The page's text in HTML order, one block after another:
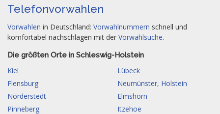
Telefonvorwahlen
Vorwahlen in Deutschland: Vorwahlnummern schnell und
komfortabel nachschlagen mit der Vorwahlsuche.
Die größten Orte in Schleswig-Holstein
Kiel
Lübeck
Flensburg
Neumünster, Holstein
Norderstedt
Elmshorn
Pinneberg
Itzehoe